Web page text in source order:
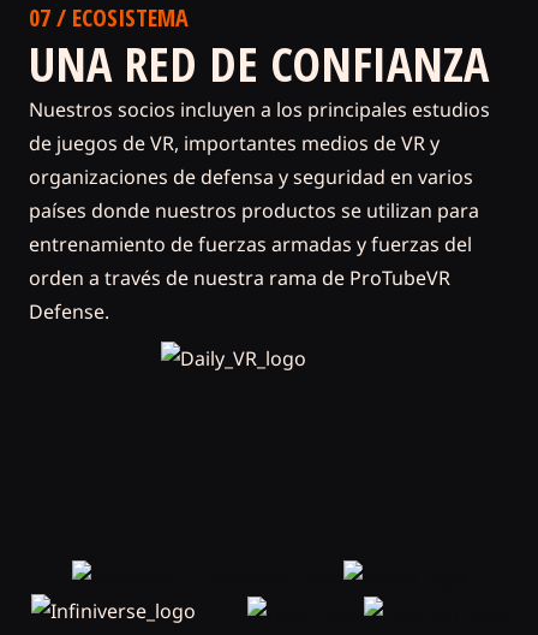
07 / ECOSISTEMA
UNA RED DE CONFIANZA
Nuestros socios incluyen a los principales estudios
de juegos de VR, importantes medios de VR y
organizaciones de defensa y seguridad en varios
países donde nuestros productos se utilizan para
entrenamiento de fuerzas armadas y fuerzas del
orden a través de nuestra rama de ProTubeVR
Defense.